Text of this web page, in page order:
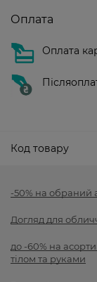
Оплата
Оплата
Код товару
-50% на обраний
Догляд для
до -60% на
тілом та руками